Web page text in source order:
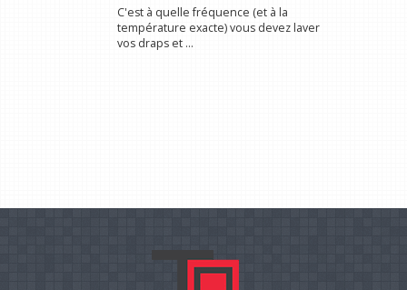
C'est à quelle fréquence (et à la
température exacte) vous devez laver
vos draps et ...